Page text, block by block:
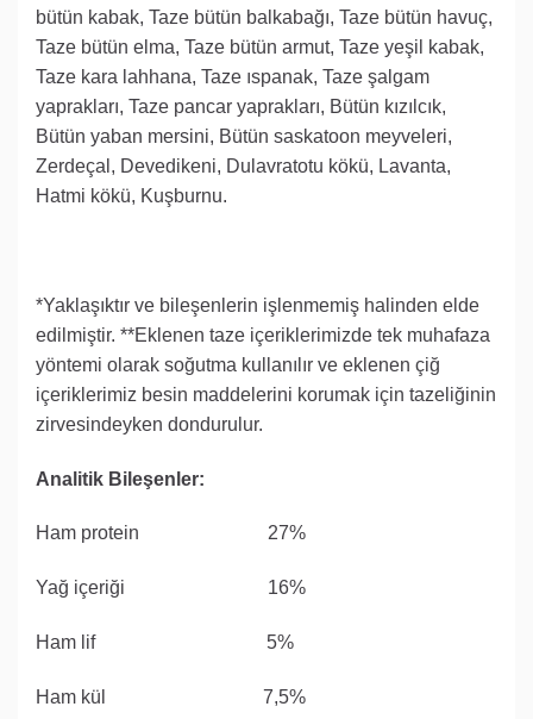
bütün kabak, Taze bütün balkabağı, Taze bütün havuç,
Taze bütün elma, Taze bütün armut, Taze yeşil kabak,
Taze kara lahhana, Taze ıspanak, Taze şalgam
yaprakları, Taze pancar yaprakları, Bütün kızılcık,
Bütün yaban mersini, Bütün saskatoon meyveleri,
Zerdeçal, Devedikeni, Dulavratotu kökü, Lavanta,
Hatmi kökü, Kuşburnu.
*Yaklaşıktır ve bileşenlerin işlenmemiş halinden elde
edilmiştir. **Eklenen taze içeriklerimizde tek muhafaza
yöntemi olarak soğutma kullanılır ve eklenen çiğ
içeriklerimiz besin maddelerini korumak için tazeliğinin
zirvesindeyken dondurulur.
Analitik Bileşenler:
Ham protein 27%
Yağ içeriği 16%
Ham lif 5%
Ham kül 7,5%